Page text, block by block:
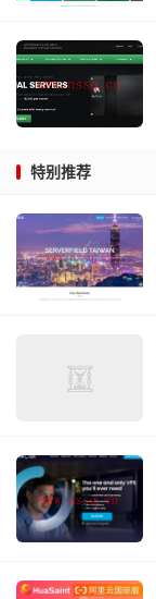
特别推荐